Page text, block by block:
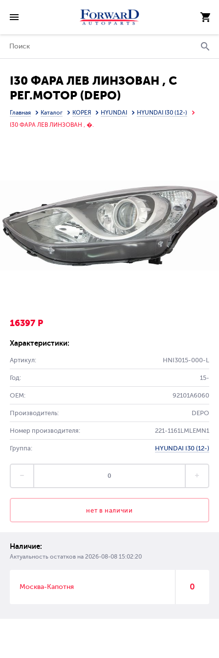
I30 ФАРА ЛЕВ ЛИНЗОВАН , С
РЕГ.МОТОР (DEPO)
Главная Каталог КОРЕЯ HYUNDAI
HYUNDAI I30 (12-)
I30 ФАРА ЛЕВ ЛИНЗОВАН , �.
16397 Р
Характеристики:
Артикул: HNI3015-000-L
Год: 15-
OEM: 92101A6060
Производитель: DEPO
Номер производителя: 221-1161LMLEMN1
Группа: HYUNDAI I30 (12-)
нет в наличии
Наличие:
Актуальность остатков на 2026-08-08 15:02:20
Москва-Капотня 0